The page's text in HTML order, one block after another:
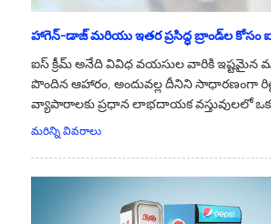
హాగెన్-డాజ్ మరియు ఇతర ప్రసిద్ధ బ్రాండ్‌ల కోసం
ఐస్ క్రీమ్ అనేది వివిధ వయసుల వారికి
పొందిన ఆహారం, అందువల్ల దీనిని సాధారణంగా
వ్యాపారాలకు ప్రధాన లాభదాయక వస్తువులలో
మరిన్ని వివరాలు